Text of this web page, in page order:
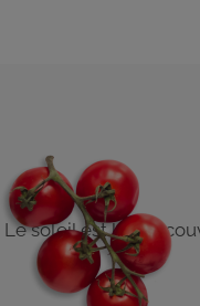
Le soleil est là !